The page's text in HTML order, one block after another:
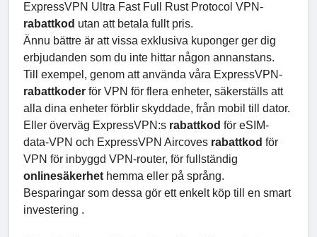
ExpressVPN Ultra Fast Full Rust Protocol VPN-
rabattkod utan att betala fullt pris.
Ännu bättre är att vissa exklusiva kuponger ger dig
erbjudanden som du inte hittar någon annanstans.
Till exempel, genom att använda våra ExpressVPN-
rabattkoder för VPN för flera enheter, säkerställs att
alla dina enheter förblir skyddade, från mobil till dator.
Eller överväg ExpressVPN:s rabattkod för eSIM-
data-VPN och ExpressVPN Aircoves rabattkod för
VPN för inbyggd VPN-router, för fullständig
onlinesäkerhet hemma eller på språng.
Besparingar som dessa gör ett enkelt köp till en smart
investering .